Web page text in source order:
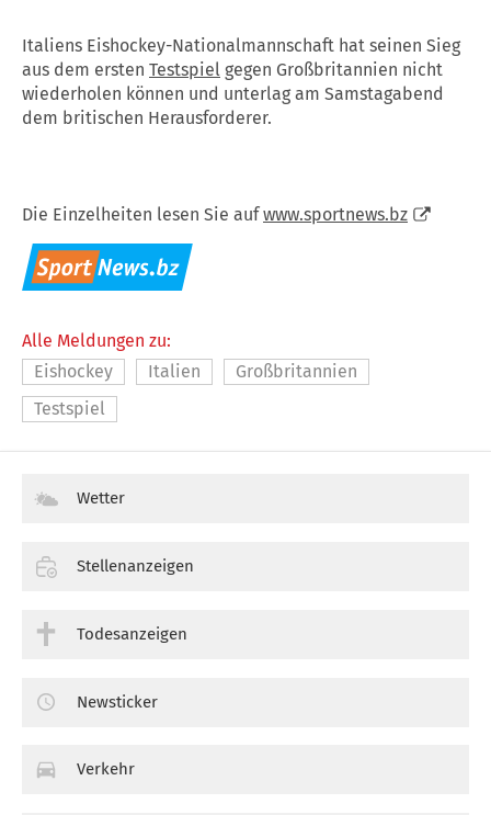
Italiens Eishockey-Nationalmannschaft hat seinen Sieg
aus dem ersten Testspiel gegen Großbritannien nicht
wiederholen können und unterlag am Samstagabend
dem britischen Herausforderer.
Die Einzelheiten lesen Sie aufwww.sportnews.bz
Alle Meldungen zu:
Eishockey
Italien
Großbritannien
Testspiel
Wetter
Stellenanzeigen
Todesanzeigen
Newsticker
Verkehr